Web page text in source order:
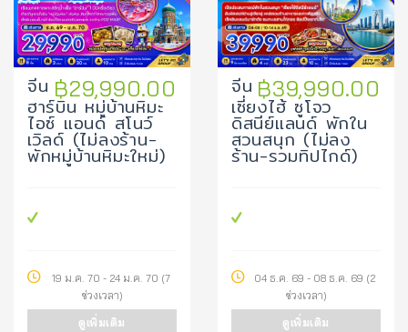
฿29,990.00
จีน
ฮาร์บิน หมู่บ้านหิมะ
ไอซ์ แอนด์ สโนว์
เวิลด์ (ไม่ลงร้าน-
พักหมู่บ้านหิมะใหม่)
19 ม.ค. 70 - 24 ม.ค. 70 (7
ช่วงเวลา)
ดูเพิ่มเติม
฿39,990.00
จีน
เซี่ยงไฮ้ ซูโจว
ดิสนีย์แลนด์ พักใน
สวนสนุก (ไม่ลง
ร้าน-รวมทิปไกด์)
04 ธ.ค. 69 - 08 ธ.ค. 69 (2
ช่วงเวลา)
ดูเพิ่มเติม